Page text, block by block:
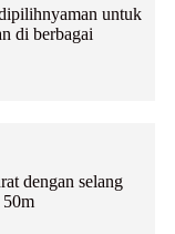
nyaman untuk
di berbagai
dengan selang
50m